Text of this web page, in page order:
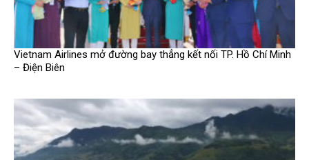
Vietnam Airlines mở đường bay thẳng kết nối TP. Hồ Chí Minh
– Điện Biên